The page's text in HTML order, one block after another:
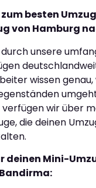
besten
von Hamburg
unsere
wissen
wir über
die deinen
deinen Mini-